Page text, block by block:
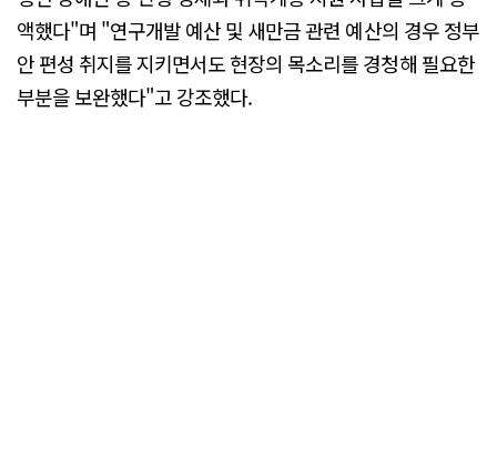
액했다"며 "연구개발 예산 및 새만금 관련 예산의 경우 정부
안 편성 취지를 지키면서도 현장의 목소리를 경청해 필요한
부분을 보완했다"고 강조했다.